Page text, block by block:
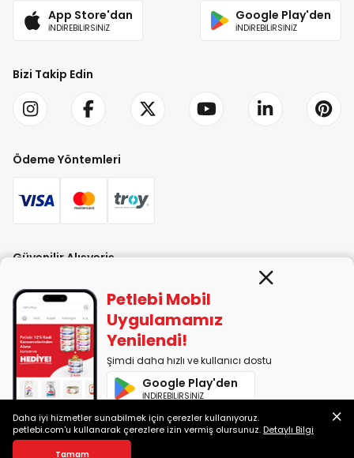
App Store'dan
İNDİREBİLİRSİNİZ
Google Play'den
İNDİREBİLİRSİNİZ
Bizi Takip Edin
Ödeme Yöntemleri
Güvenilir Alışveriş
PETLEBİ EVCİL HAYVAN ÜRÜNLERİ PAZ. SAN. TİC. LTD. ŞTİ. Alaşarköy Mah.
1. Alaşar Cad. No: 9 Osmangazi/Bursa
2014-2026 © petlebi.com v11.88.0
Petlebi Mobil
Uygulamamız
Yenilendi!
Şimdi daha hızlı ve kullanıcı dostu
Google Play'den
İNDİREBİLİRSİNİZ
App Store'dan
Daha iyi hizmetler sunabilmek için çerezler kullanıyoruz.
petlebi.com'u kullanarak çerezlere izin vermiş olursunuz.Detaylı Bilgi
Tamam